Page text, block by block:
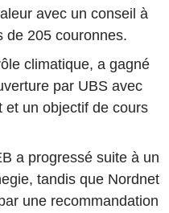
avec un conseil à
de 205 couronnes.
climatique, a gagné
par UBS avec
et un objectif de cours
a progressé suite à un
tandis que Nordnet
une recommandation